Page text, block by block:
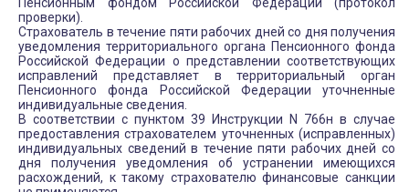
проверки).
Страхователь в течение пяти рабочих дней со дня получения
уведомления территориального органа Пенсионного фонда
Российской Федерации о представлении соответствующих
исправлений представляет в территориальный орган
Пенсионного фонда Российской Федерации уточненные
индивидуальные сведения.
В соответствии с пунктом 39 Инструкции N 766н в случае
предоставления страхователем уточненных (исправленных)
индивидуальных сведений в течение пяти рабочих дней со
дня получения уведомления об устранении имеющихся
расхождений, к такому страхователю финансовые санкции